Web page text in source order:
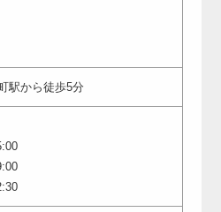
駅から徒歩5分